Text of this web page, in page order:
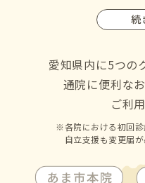
鉄バス・名古屋市営バス
名古屋市の千種区・東区
区・名東区・天白区にお
続
愛知県内に5つの
通院に便利な
ご利
各院における初回診
自立支援も変更届が